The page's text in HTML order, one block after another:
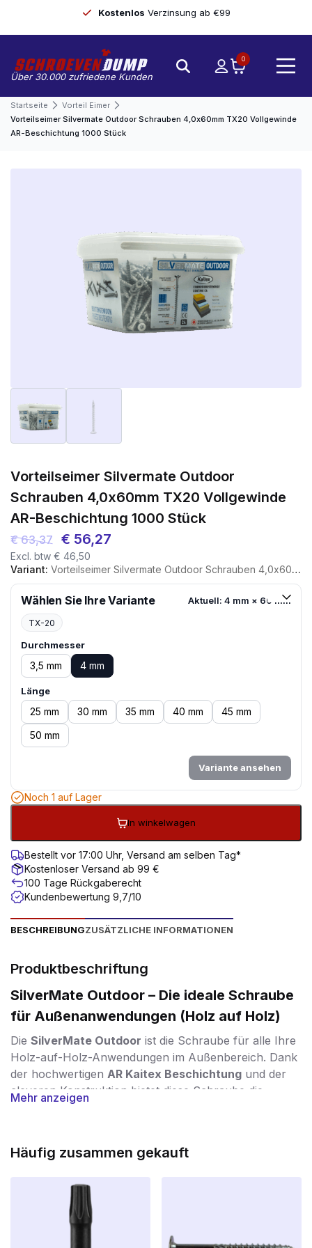
Kostenlos Verzinsung ab €99
Über 30.000 zufriedene Kunden
0
Startseite
Vorteil Eimer
Vorteilseimer Silvermate Outdoor Schrauben 4,0x60mm TX20 Vollgewinde
AR-Beschichtung 1000 Stück
Vorteilseimer Silvermate Outdoor
Schrauben 4,0x60mm TX20 Vollgewinde
AR-Beschichtung 1000 Stück
€63,37 Ursprünglicher
Preis
war:
€ 63,37
€ 56,27
ist:
€ 56,27.
Excl. btw € 46,50
Variant: Vorteilseimer Silvermate Outdoor Schrauben 4,0x60mm TX20 Vollgewinde AR-Beschichtung 1000 Stück
Wählen Sie Ihre Variante Aktuell: 4 mm × 60 mm
TX-20
Durchmesser
3,5 mm 4 mm
Länge
25 mm 30 mm 35 mm 40 mm
45 mm
50 mm
Variante ansehen
Noch 1 auf Lager
In winkelwagen
Bestellt vor 17:00 Uhr, Versand am selben Tag*
Kostenloser Versand ab 99 €
100 Tage Rückgaberecht
Kundenbewertung 9,7/10
BESCHREIBUNGZUSÄTZLICHE INFORMATIONEN
Produktbeschriftung
SilverMate Outdoor – Die ideale Schraube
für Außenanwendungen (Holz auf Holz)
Die SilverMate Outdoor ist die Schraube für alle Ihre
Holz-auf-Holz-Anwendungen im Außenbereich. Dank
der hochwertigen AR Kaitex Beschichtung und der
cleveren Konstruktion bietet diese Schraube die
perfekte Kombination aus
Schutz vor Wind und Wetter
Rostschutzbeschichtung, die der
entspricht. Dies macht die Schraube resistent gegen
Regen, Feuchtigkeit und Frost – ideal für langfristige
Außenanwendungen wie Zäune, Wandverkleidungen,
Mehr anzeigen
Häufig zusammen gekauft